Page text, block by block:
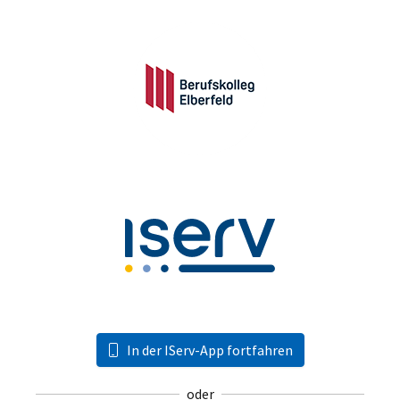
In der IServ-App fortfahren
oder